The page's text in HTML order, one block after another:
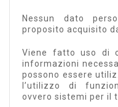
Nessun dato
proposito acquisito
Viene fatto uso di
informazioni
possono essere
l’utilizzo di
ovvero sistemi per il